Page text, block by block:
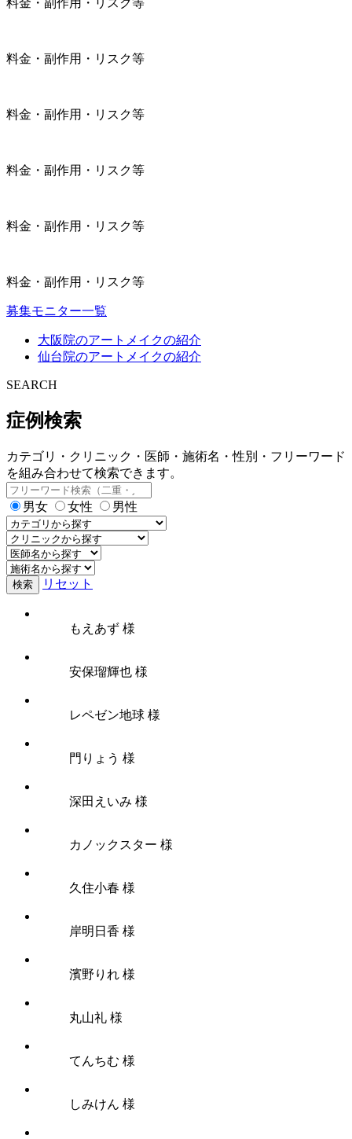
料金・副作用・リスク等
料金・副作用・リスク等
料金・副作用・リスク等
料金・副作用・リスク等
料金・副作用・リスク等
料金・副作用・リスク等
募集モニター一覧
大阪院のアートメイクの紹介
仙台院のアートメイクの紹介
SEARCH
症例検索
カテゴリ・クリニック・医師・施術名・性別・フリーワード
を組み合わせて検索できます。
男女 女性 男性
検索 リセット
もえあず 様
安保瑠輝也 様
レペゼン地球 様
門りょう 様
深田えいみ 様
カノックスター 様
久住小春 様
岸明日香 様
濱野りれ 様
丸山礼 様
てんちむ 様
しみけん 様